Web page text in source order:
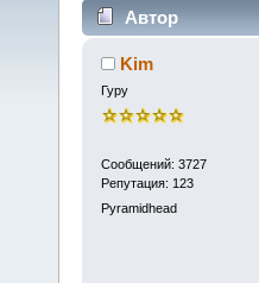
Автор
Kim
Гуру
Сообщений: 3727
Репутация: 123
Pyramidhead